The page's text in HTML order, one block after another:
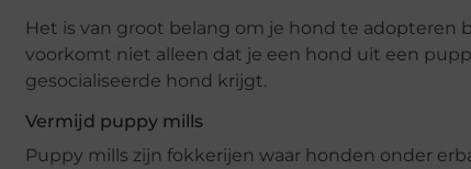
Het is van groot belang om je hond te adopteren
voorkomt niet alleen dat je een hond uit een
gesocialiseerde hond krijgt.
Vermijd puppy mills
Puppy mills zijn fokkerijen waar honden onder